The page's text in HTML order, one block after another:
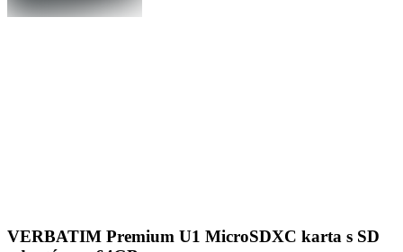
VERBATIM Premium U1 MicroSDXC karta s SD